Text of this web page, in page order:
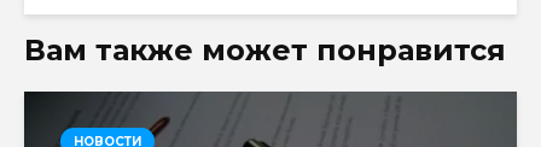
Вам также может понравится
НОВОСТИ